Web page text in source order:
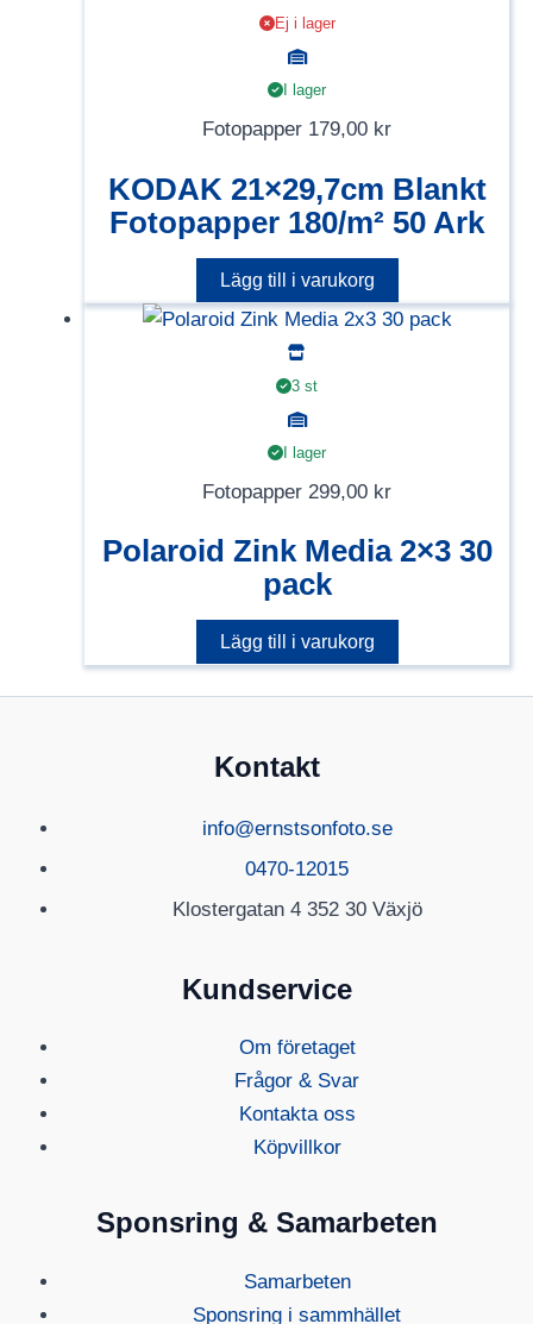
Ej i lager
I lager
Fotopapper 179,00 kr
KODAK 21×29,7cm Blankt
Fotopapper 180/m² 50 Ark
Lägg till i varukorg
3 st
I lager
Fotopapper 299,00 kr
Polaroid Zink Media 2×3 30
pack
Lägg till i varukorg
Kontakt
info@ernstsonfoto.se
0470-12015
Klostergatan 4 352 30 Växjö
Kundservice
Om företaget
Frågor & Svar
Kontakta oss
Köpvillkor
Sponsring & Samarbeten
Samarbeten
Sponsring i sammhället